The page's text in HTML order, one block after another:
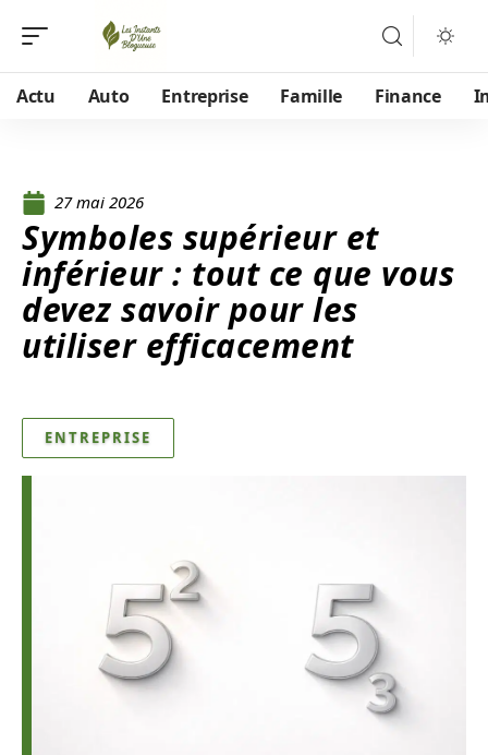
Actu Auto Entreprise Famille Finance
27 mai 2026
Symboles supérieur et
inférieur : tout ce que vous
devez savoir pour les
utiliser efficacement
ENTREPRISE